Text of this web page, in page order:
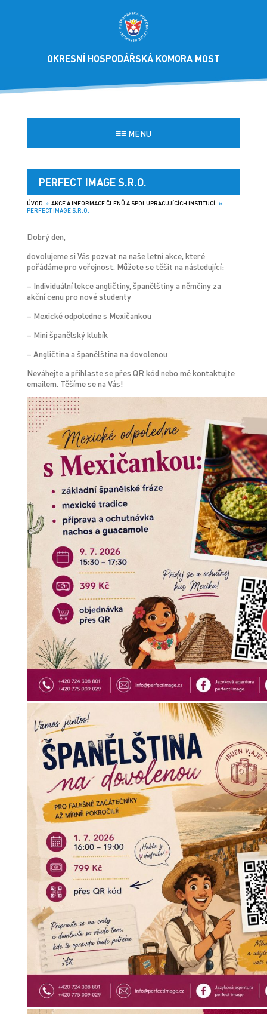
OKRESNÍ HOSPODÁŘSKÁ KOMORA MOST
≡≡MENU
PERFECT IMAGE S.R.O.
ÚVOD » AKCE A INFORMACE ČLENŮ A SPOLUPRACUJÍCÍCH INSTITUCÍ»
PERFECT IMAGE S.R.O.
Dobrý den,
dovolujeme si Vás pozvat na naše letní akce, které
pořádáme pro veřejnost. Můžete se těšit na následující:
– Individuální lekce angličtiny, španělštiny a němčiny za
akční cenu pro nové studenty
– Mexické odpoledne s Mexičankou
– Mini španělský klubík
– Angličtina a španělština na dovolenou
Neváhejte a přihlaste se přes QR kód nebo mě kontaktujte
emailem. Těšíme se na Vás!